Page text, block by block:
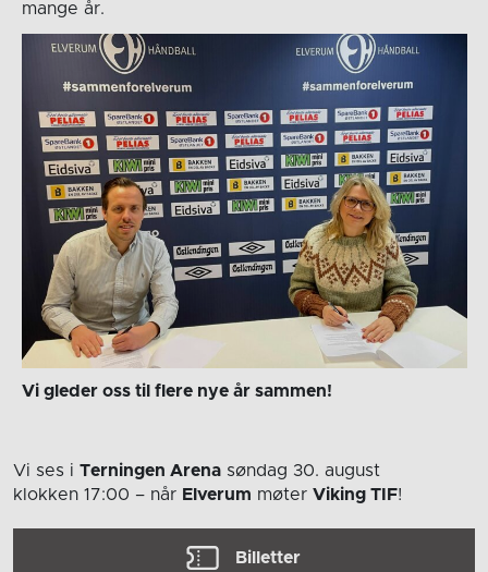
mange år.
Vi gleder oss til flere nye år sammen!
Vi ses i Terningen Arena søndag 30. august
klokken 17:00 – når Elverum møter Viking TIF!
Billetter